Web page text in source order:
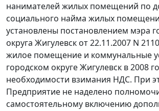
нанимателей жилых помещений по
социального найма жилых
установлены постановлением мэра
округа Жигулевск от 22.11.2007 N
жилое помещение и коммунальные
городском округе Жигулевск в 2008
необходимости взимания НДС. При
Предприятие не наделено
самостоятельному включению